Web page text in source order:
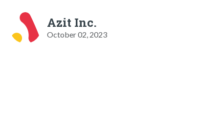
Azit Inc.
October 02, 2023